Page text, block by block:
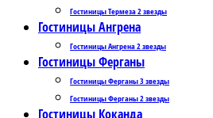
Гостиницы Термеза 2 звезды
Гостиницы Ангрена
Гостиницы Ангрена 2 звезды
Гостиницы Ферганы
Гостиницы Ферганы 3 звезды
Гостиницы Ферганы 2 звезды
Гостиницы Коканда